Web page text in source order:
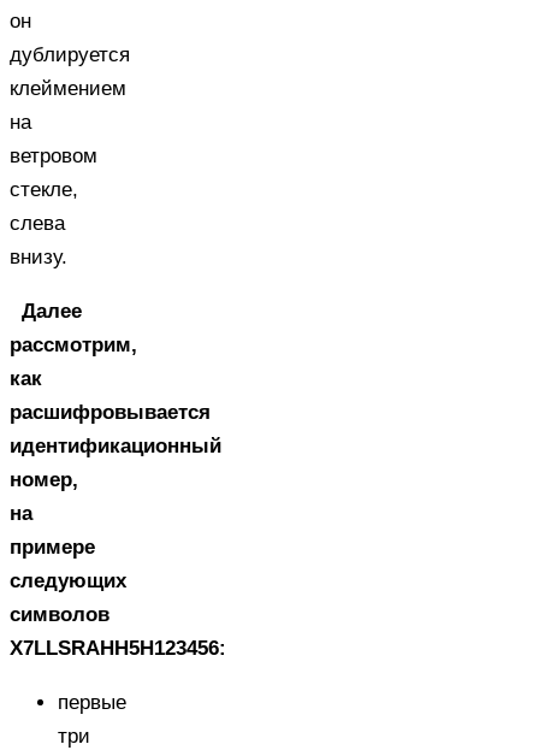
он
дублируется
клеймением
на
ветровом
стекле,
слева
внизу.
Далее
рассмотрим,
как
расшифровывается
идентификационный
номер,
на
примере
следующих
символов
X7LLSRAHH5H123456:
первые
три